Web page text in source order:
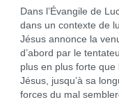
Dans l’Évangile de
dans un contexte de
Jésus annonce la
d’abord par le
plus en plus forte
Jésus, jusqu’à sa
forces du mal